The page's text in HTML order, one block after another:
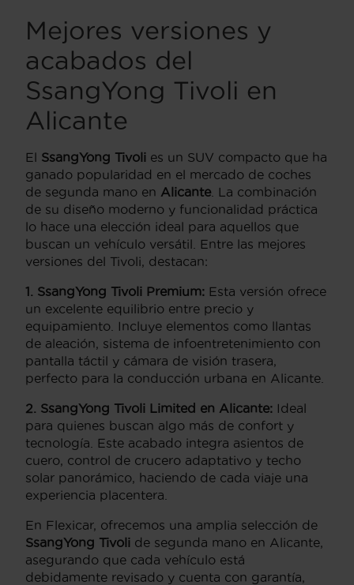
Mejores versiones y
acabados del
SsangYong Tivoli en
Alicante
El SsangYong Tivoli es un SUV compacto que ha
ganado popularidad en el mercado de coches
de segunda mano en Alicante . La combinación
de su diseño moderno y funcionalidad práctica
lo hace una elección ideal para aquellos que
buscan un vehículo versátil. Entre las mejores
versiones del Tivoli, destacan:
1. SsangYong Tivoli Premium: Esta versión ofrece
un excelente equilibrio entre precio y
equipamiento. Incluye elementos como llantas
de aleación, sistema de infoentretenimiento con
pantalla táctil y cámara de visión trasera,
perfecto para la conducción urbana en Alicante.
2. SsangYong Tivoli Limited en Alicante: Ideal
para quienes buscan algo más de confort y
tecnología. Este acabado integra asientos de
cuero, control de crucero adaptativo y techo
solar panorámico, haciendo de cada viaje una
experiencia placentera.
En Flexicar, ofrecemos una amplia selección de
SsangYong Tivoli de segunda mano en Alicante,
asegurando que cada vehículo está
debidamente revisado y cuenta con garantía,